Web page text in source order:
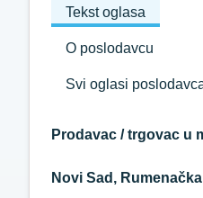
Tekst oglasa
O poslodavcu
Svi oglasi
Prodavac / trgovac u
Novi Sad,